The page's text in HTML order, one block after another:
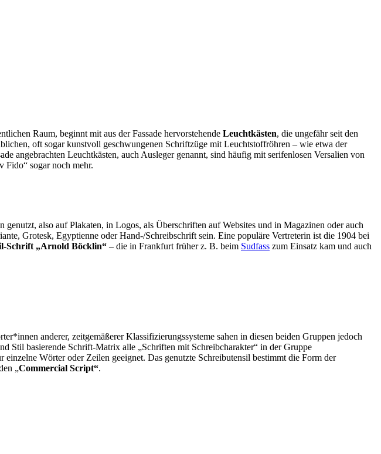
Raum, beginnt mit aus der Fassade hervorstehende Leuchtkästen, die ungefähr seit den
oft sogar kunstvoll geschwungenen Schriftzüge mit Leuchtstoffröhren – wie etwa der
angebrachten Leuchtkästen, auch Ausleger genannt, sind häufig mit serifenlosen Versalien von
Fido“ sogar noch mehr.
also auf Plakaten, in Logos, als Überschriften auf Websites und in Magazinen oder auch
Grotesk, Egyptienne oder Hand-/Schreibschrift sein. Eine populäre Vertreterin ist die 1904 bei
Schrift „Arnold Böcklin“ – die in Frankfurt früher z. B. beim Sudfass zum Einsatz kam und auch
anderer, zeitgemäßerer Klassifizierungssysteme sahen in diesen beiden Gruppen jedoch
Stil basierende Schrift-Matrix alle „Schriften mit Schreibcharakter“ in der Gruppe
Wörter oder Zeilen geeignet. Das genutzte Schreibutensil bestimmt die Form der
„Commercial Script“.